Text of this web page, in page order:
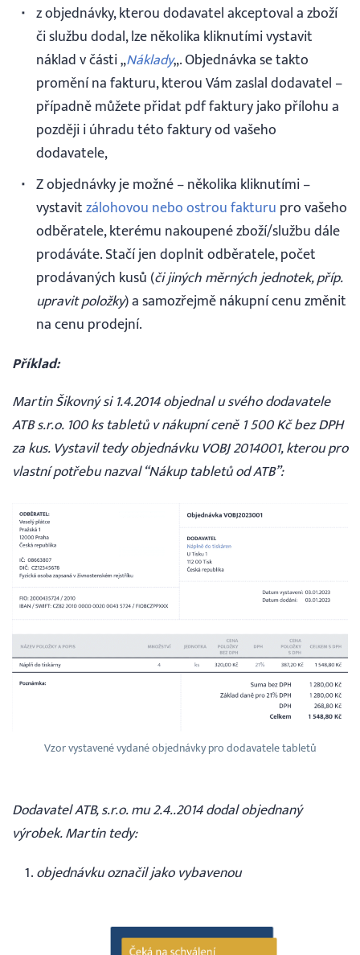
z objednávky, kterou dodavatel akceptoval a zboží
či službu dodal, lze několika kliknutími vystavit
náklad v části „Náklady„. Objednávka se takto
promění na fakturu, kterou Vám zaslal dodavatel –
případně můžete přidat pdf faktury jako přílohu a
později i úhradu této faktury od vašeho
dodavatele,
Z objednávky je možné – několika kliknutími –
vystavitzálohovou nebo ostrou fakturu pro vašeho
odběratele, kterému nakoupené zboží/službu dále
prodáváte. Stačí jen doplnit odběratele, počet
prodávaných kusů (či jiných měrných jednotek, příp.
upravit položky) a samozřejmě nákupní cenu změnit
na cenu prodejní.
Příklad:
Martin Šikovný si 1.4.2014 objednal u svého dodavatele
ATB s.r.o. 100 ks tabletů v nákupní ceně 1 500 Kč bez DPH
za kus. Vystavil tedy objednávku VOBJ 2014001, kterou pro
vlastní potřebu nazval “Nákup tabletů od ATB”:
Vzor vystavené vydané objednávky pro dodavatele tabletů
Dodavatel ATB, s.r.o. mu 2.4..2014 dodal objednaný
výrobek. Martin tedy:
objednávku označil jako vybavenou